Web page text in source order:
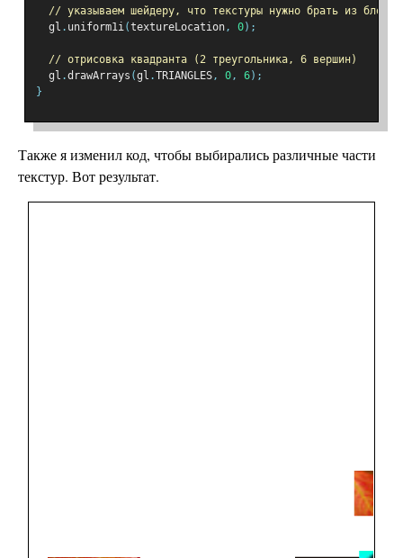
// указываем шейдеру, что текстуры нужно брать из блока
  gl
. uniform1i(textureLocation, 0);
// отрисовка квадранта (2 треугольника, 6 вершин)
  gl
.drawArrays (gl .TRIANGLES, 0, 6);
}
Также я изменил код, чтобы выбирались различные части
текстур. Вот результат.